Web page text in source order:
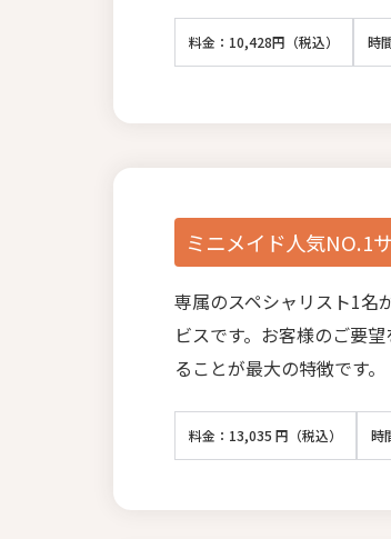
料金：10,428円（税込） 時
ミニメイド人気NO.1
専属のスペシャリスト1名
ビスです。お客様のご要
ることが最大の特徴です。
料金：13,035 円（税込） 時